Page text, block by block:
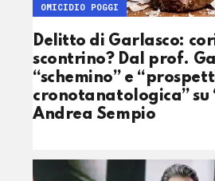
Delitto di Garlasco:
scontrino? Dal prof.
“schemino” e
cronotanatologica” su
Andrea Sempio
OMICIDIO POGGI